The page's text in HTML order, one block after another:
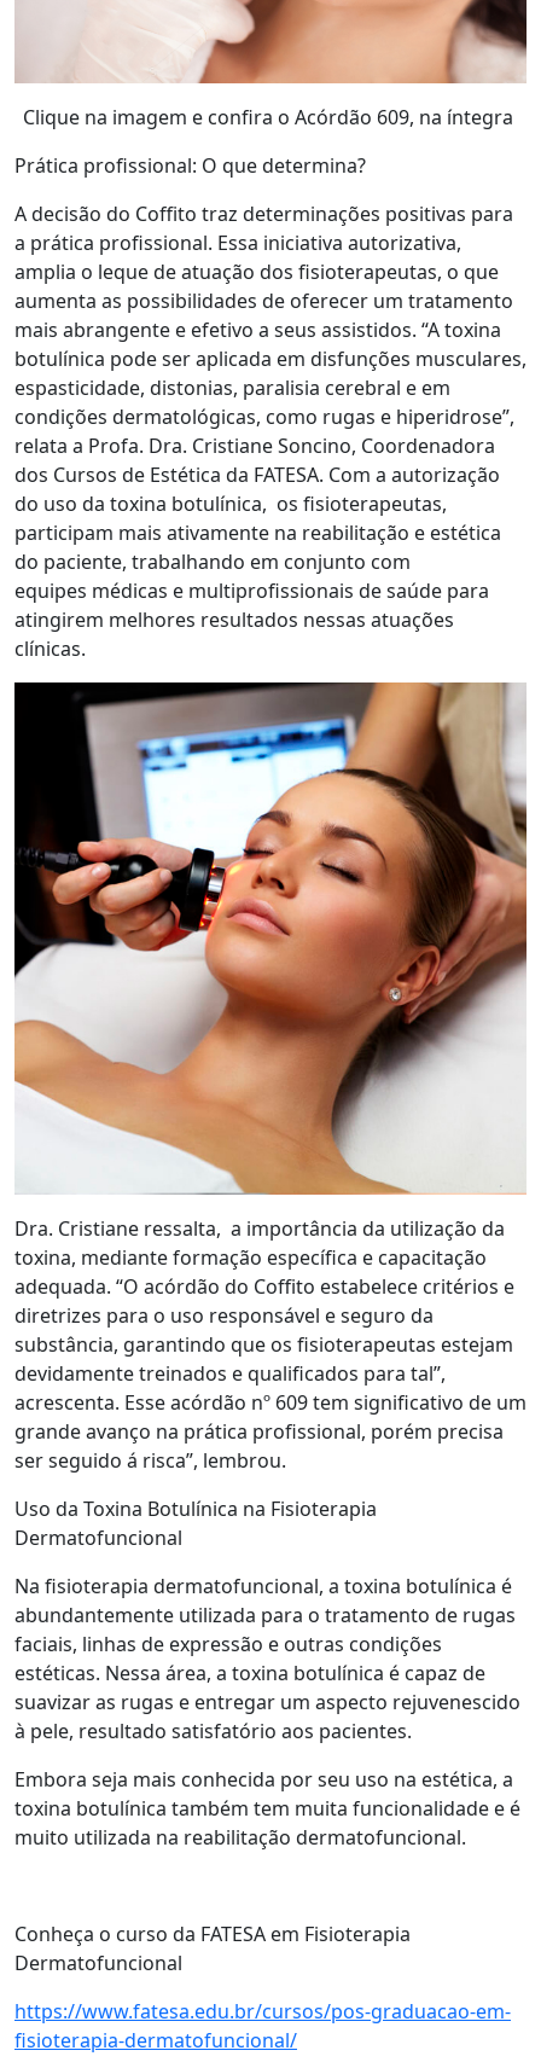
Clique na imagem e confira o Acórdão 609, na íntegra
Prática profissional: O que determina?
A decisão do Coffito traz determinações positivas para
a prática profissional. Essa iniciativa autorizativa,
amplia o leque de atuação dos fisioterapeutas, o que
aumenta as possibilidades de oferecer um tratamento
mais abrangente e efetivo a seus assistidos. “A toxina
botulínica pode ser aplicada em disfunções musculares,
espasticidade, distonias, paralisia cerebral e em
condições dermatológicas, como rugas e hiperidrose”,
relata a Profa. Dra. Cristiane Soncino, Coordenadora
dos Cursos de Estética da FATESA. Com a autorização
do uso da toxina botulínica, os fisioterapeutas,
participam mais ativamente na reabilitação e estética
do paciente, trabalhando em conjunto com
equipes médicas e multiprofissionais de saúde para
atingirem melhores resultados nessas atuações
clínicas.
Dra. Cristiane ressalta, a importância da utilização da
toxina, mediante formação específica e capacitação
adequada. “O acórdão do Coffito estabelece critérios e
diretrizes para o uso responsável e seguro da
substância, garantindo que os fisioterapeutas estejam
devidamente treinados e qualificados para tal”,
acrescenta. Esse acórdão nº 609 tem significativo de um
grande avanço na prática profissional, porém precisa
ser seguido á risca”, lembrou.
Uso da Toxina Botulínica na Fisioterapia
Dermatofuncional
Na fisioterapia dermatofuncional, a toxina botulínica é
abundantemente utilizada para o tratamento de rugas
faciais, linhas de expressão e outras condições
estéticas. Nessa área, a toxina botulínica é capaz de
suavizar as rugas e entregar um aspecto rejuvenescido
à pele, resultado satisfatório aos pacientes.
Embora seja mais conhecida por seu uso na estética, a
toxina botulínica também tem muita funcionalidade e é
muito utilizada na reabilitação dermatofuncional.
Conheça o curso da FATESA em Fisioterapia
Dermatofuncional
https://www.fatesa.edu.br/cursos/pos-graduacao-em-
fisioterapia-dermatofuncional/